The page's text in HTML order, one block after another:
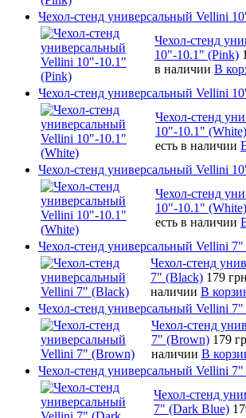
Чехол-стенд универсальный Vellini
Чехол-стенд
10"-10.1" (Pink)
в наличии В
Чехол-стенд универсальный Vellini
Чехол-стенд
10"-10.1" (White)
есть в наличии
Чехол-стенд универсальный Vellini
Чехол-стенд
10"-10.1" (White)
есть в наличии
Чехол-стенд универсальный Vellini
Чехол-стенд
7" (Black) 179
наличии В
Чехол-стенд универсальный Vellini
Чехол-стенд
7" (Brown) 179
наличии В
Чехол-стенд универсальный Vellini
Чехол-стенд
7" (Dark Blue)